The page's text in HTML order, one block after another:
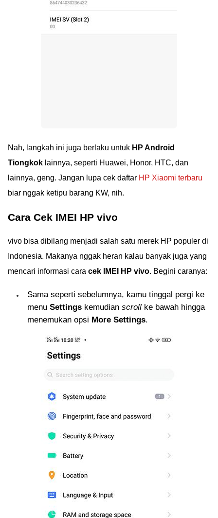
Nah, langkah ini juga berlaku untuk HP Android
Tiongkok lainnya, seperti Huawei, Honor, HTC, dan
lainnya, geng. Jangan lupa cek daftar HP Xiaomi terbaru
biar nggak ketipu barang KW, nih.
Cara Cek IMEI HP vivo
vivo bisa dibilang menjadi salah satu merek HP populer di
Indonesia. Makanya nggak heran kalau banyak juga yang
mencari informasi cara cek IMEI HP vivo. Begini caranya:
Sama seperti sebelumnya, kamu tinggal pergi ke
menu Settings kemudian scroll ke bawah hingga
menemukan opsi More Settings.